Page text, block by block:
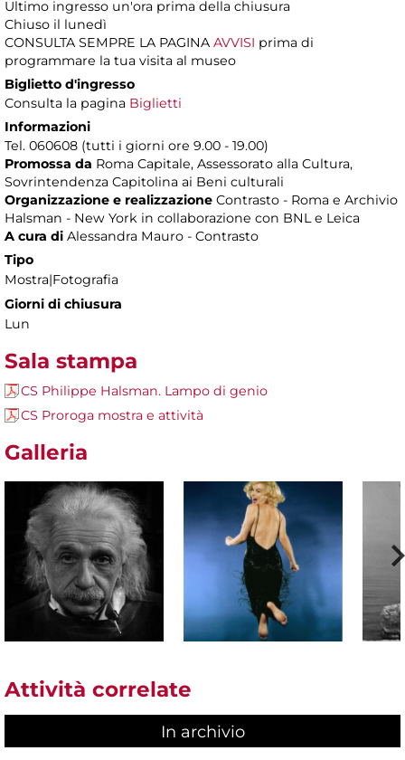
Ultimo ingresso un'ora prima della chiusura
Chiuso il lunedì
CONSULTA SEMPRE LA PAGINA AVVISI prima di
programmare la tua visita al museo
Biglietto d'ingresso
Consulta la pagina Biglietti
Informazioni
Tel. 060608 (tutti i giorni ore 9.00 - 19.00)
Promossa da Roma Capitale, Assessorato alla Cultura,
Sovrintendenza Capitolina ai Beni culturali
Organizzazione e realizzazione Contrasto - Roma e Archivio
Halsman - New York in collaborazione con BNL e Leica
A cura di Alessandra Mauro - Contrasto
Tipo
Mostra|Fotografia
Giorni di chiusura
Lun
Sala stampa
CS Philippe Halsman. Lampo di genio
CS Proroga mostra e attività
Galleria
Attività correlate
In archivio